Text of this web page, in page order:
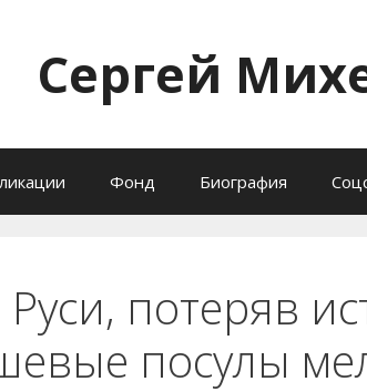
Сергей
Фонд Биография
потеряв
посулы